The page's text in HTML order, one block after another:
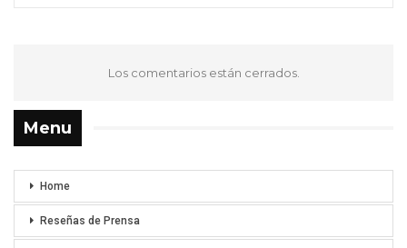
Los comentarios están cerrados.
Menu
Home
Reseñas de Prensa